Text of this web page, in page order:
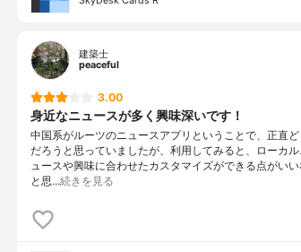
建築士
peaceful
3.00
身近なニュースが多く興味深いです！
中国系がルーツのニュースアプリということで、正直ど
だろうと思っていましたが、利用してみると、ローカル
ュースや興味に合わせたカスタマイズができる点がいい
と思…続きを見る